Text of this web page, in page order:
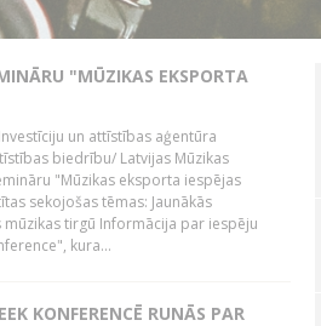
"MŪZIKAS EKSPORTA
un attīstības aģentūra
biedrību/ Latvijas Mūzikas
"Mūzikas eksporta iespējas
sekojošas tēmas: Jaunākās
tirgū Informācija par iespēju
kura...
KONFERENCĒ RUNĀS PAR